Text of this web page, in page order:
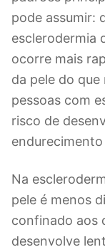
pode assumir:
esclerodermia
ocorre mais
da pele do
pessoas com
risco de
Na
pele é menos
confinado aos
desenvolve